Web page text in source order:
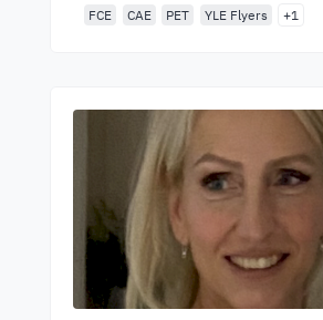
FCE CAE PET YLE Flyers +1